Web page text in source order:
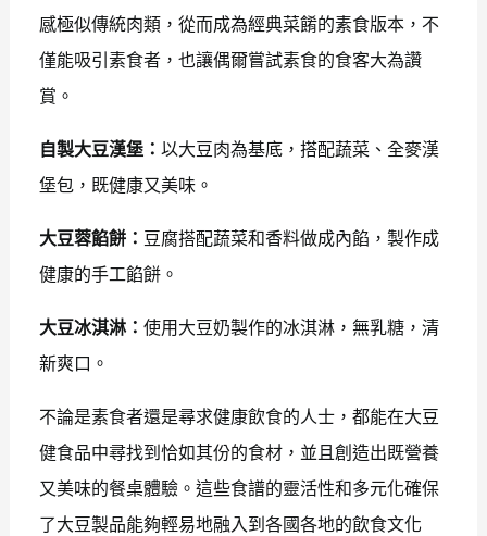
感極似傳統肉類，從而成為經典菜餚的素食版本，不
僅能吸引素食者，也讓偶爾嘗試素食的食客大為讚
賞。
自製大豆漢堡：以大豆肉為基底，搭配蔬菜、全麥漢
堡包，既健康又美味。
大豆蓉餡餅： 豆腐搭配蔬菜和香料做成內餡，製作成
健康的手工餡餅。
大豆冰淇淋：使用大豆奶製作的冰淇淋，無乳糖，清
新爽口。
不論是素食者還是尋求健康飲食的人士，都能在大豆
健食品中尋找到恰如其份的食材，並且創造出既營養
又美味的餐桌體驗。這些食譜的靈活性和多元化確保
了大豆製品能夠輕易地融入到各國各地的飲食文化